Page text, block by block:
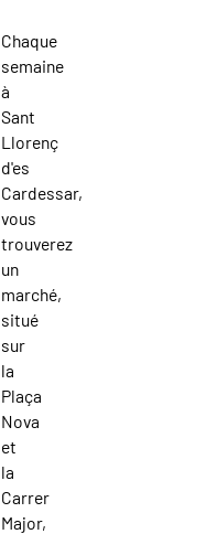
Chaque
semaine
à
Sant
Llorenç
d'es
Cardessar,
vous
trouverez
un
marché,
situé
sur
la
Plaça
Nova
et
la
Carrer
Major,